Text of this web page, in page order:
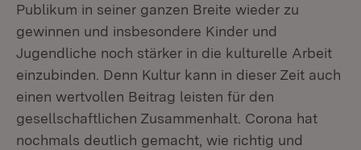
Publikum in seiner ganzen Breite wieder zu
gewinnen und insbesondere Kinder und
Jugendliche noch stärker in die kulturelle Arbeit
einzubinden. Denn Kultur kann in dieser Zeit auch
einen wert­vollen Beitrag leisten für den
gesellschaftlichen Zusammenhalt. Corona hat
nochmals deutlich gemacht, wie richtig und